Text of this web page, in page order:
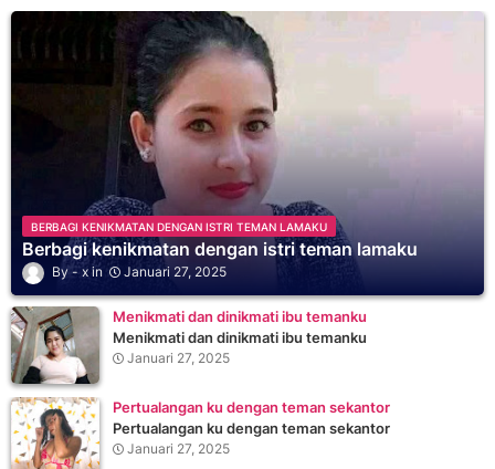
BERBAGI KENIKMATAN DENGAN ISTRI TEMAN LAMAKU
Berbagi kenikmatan dengan istri teman lamaku
x Januari 27, 2025
Menikmati dan dinikmati ibu temanku
Menikmati dan dinikmati ibu temanku
Januari 27, 2025
Pertualangan ku dengan teman sekantor
Pertualangan ku dengan teman sekantor
Januari 27, 2025